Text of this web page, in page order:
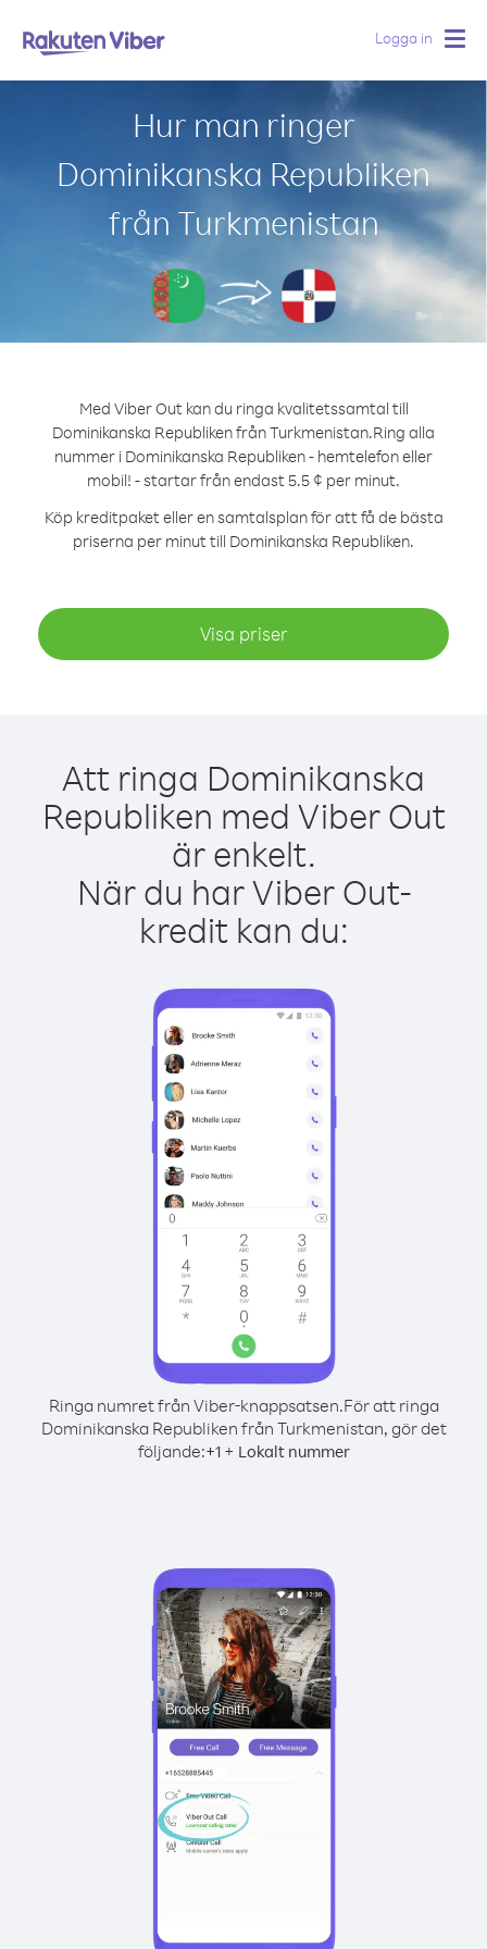
Logga in
Hur man ringer
Dominikanska Republiken
från Turkmenistan
Med Viber Out kan du ringa kvalitetssamtal till
Dominikanska Republiken från Turkmenistan.Ring alla
nummer i Dominikanska Republiken - hemtelefon eller
mobil! - startar från endast 5.5 ¢ per minut.
Köp kreditpaket eller en samtalsplan för att få de bästa
priserna per minut till Dominikanska Republiken.
Visa priser
Att ringa Dominikanska
Republiken med Viber Out
är enkelt.
När du har Viber Out-
kredit kan du:
Ringa numret från Viber-knappsatsen.För att ringa
Dominikanska Republiken från Turkmenistan, gör det
följande:+1+ Lokalt nummer